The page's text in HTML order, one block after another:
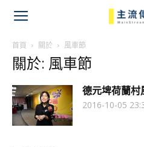
首頁 關於 風車節
關於: 風車節
德元埤荷蘭村
2016-10-05